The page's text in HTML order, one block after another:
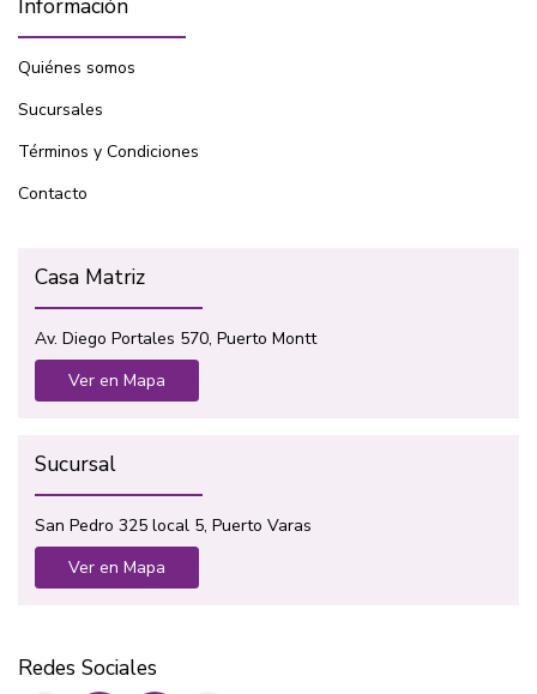
Información
Quiénes somos
Sucursales
Términos y Condiciones
Contacto
Casa Matriz
Av. Diego Portales 570, Puerto Montt
Ver en Mapa
Sucursal
San Pedro 325 local 5, Puerto Varas
Ver en Mapa
Redes Sociales